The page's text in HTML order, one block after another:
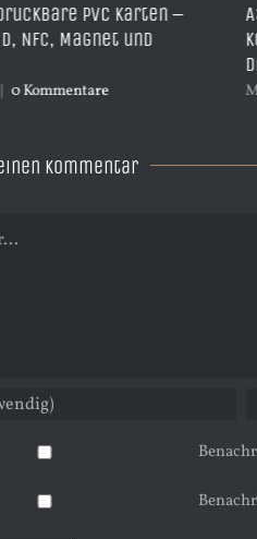
Karten –
und
A3
Drucker,
Mai 16th,
Kommentar